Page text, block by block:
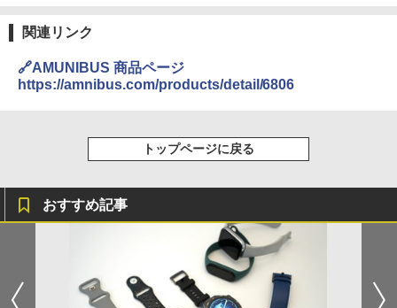
関連リンク
🔗AMUNIBUS 商品ページ
https://amnibus.com/products/detail/6806
トップページに戻る
おすすめ記事